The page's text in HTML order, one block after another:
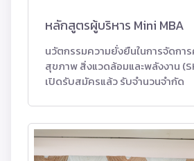
หลักสูตรผู้บริหาร Mini MBA
นวัตกรรมความยั่งยืนในการจัดกา
สุขภาพ สิ่งแวดล้อมและพลังงาน
เปิดรับสมัครแล้ว รับจำนวนจำกัด